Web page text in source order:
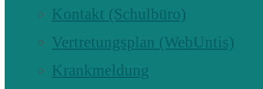
Kontakt (Schulbüro)
Vertretungsplan (WebUntis)
Krankmeldung